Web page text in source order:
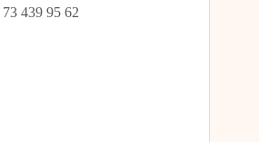
439 95 62